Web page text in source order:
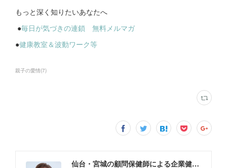
もっと深く知りたいあなたへ
●毎日が気づきの連鎖 無料メルマガ
●健康教室＆波動ワーク等
親子の愛情(7)
仙台・宮城の顧問保健師による企業健康サポート「健康支援フレッシュ・キラリ」